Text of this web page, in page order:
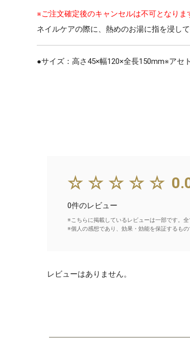
※ご注文確定後のキャンセルは不可となりま
ネイルケアの際に、熱めのお湯に指を浸し
●サイズ：高さ45×幅120×全長150mm※アセ
☆☆☆☆☆
0件のレビュー
※こちらに掲載しているレビューは一部です。全
※個人の感想であり、効果・効能を保証するもの
レビューはありません。